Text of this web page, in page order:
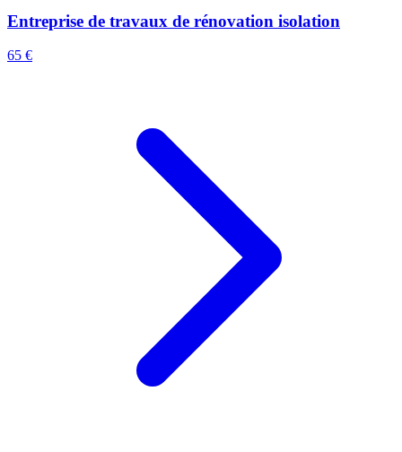
Entreprise de travaux de rénovation isolation
65 €